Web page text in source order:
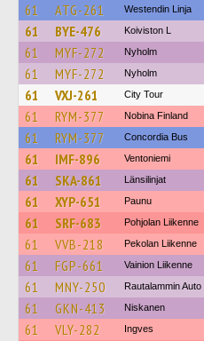
61 ATG-261 Westendin Linja
61 BYE-476 Koiviston L
61 MYF-272 Nyholm
61 MYF-272 Nyholm
61 VXJ-261 City Tour
61 RYM-377 Nobina Finland
61 RYM-377 Concordia Bus
61 IMF-896 Ventoniemi
61 SKA-861 Länsilinjat
61 XYP-651 Paunu
61 SRF-683 Pohjolan Liikenne
61 VVB-218 Pekolan Liikenne
61 FGP-661 Vainion Liikenne
61 MNY-250 Rautalammin Auto
61 GKN-413 Niskanen
61 VLY-282 Ingves